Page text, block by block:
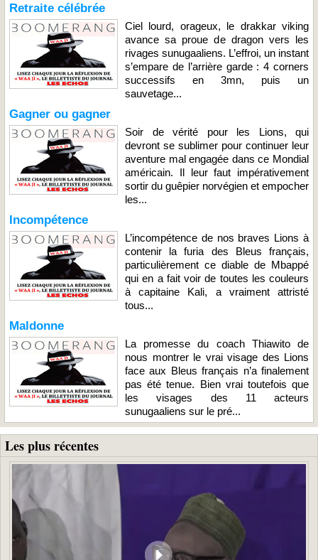
Retraite célébrée
Ciel lourd, orageux, le drakkar viking
avance sa proue de dragon vers les
rivages sunugaaliens. L’effroi, un instant
s’empare de l’arrière garde : 4 corners
successifs en 3mn, puis un
sauvetage...
Gagner ou gagner
Soir de vérité pour les Lions, qui
devront se sublimer pour continuer leur
aventure mal engagée dans ce Mondial
américain. Il leur faut impérativement
sortir du guêpier norvégien et empocher
les...
Incompétence
L’incompétence de nos braves Lions à
contenir la furia des Bleus français,
particulièrement ce diable de Mbappé
qui en a fait voir de toutes les couleurs
à capitaine Kali, a vraiment attristé
tous...
Maldonne
La promesse du coach Thiawito de
nous montrer le vrai visage des Lions
face aux Bleus français n’a finalement
pas été tenue. Bien vrai toutefois que
les visages des 11 acteurs
sunugaaliens sur le pré...
Les plus récentes